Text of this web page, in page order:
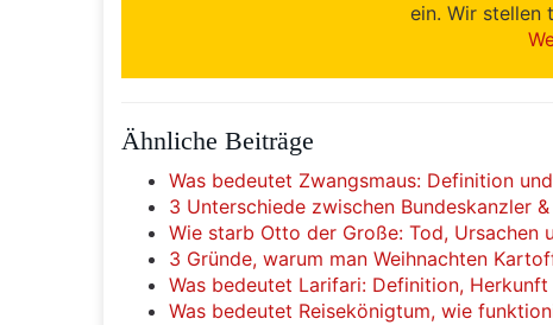
ein. Wir stellen
Ähnliche Beiträge
Was bedeutet Zwangsmaus: Definition
3 Unterschiede zwischen Bundeskanzler
Wie starb Otto der Große: Tod, Ursachen
3 Gründe, warum man Weihnachten
Was bedeutet Larifari: Definition, Herkunft
Was bedeutet Reisekönigtum, wie